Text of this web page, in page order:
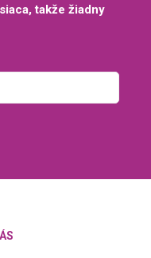
takže žiadny